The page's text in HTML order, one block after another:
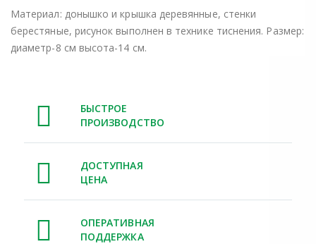
Материал: донышко и крышка деревянные, стенки
берестяные, рисунок выполнен в технике тиснения. Размер:
диаметр-8 cм высота-14 см.
БЫСТРОЕ
ПРОИЗВОДСТВО
ДОСТУПНАЯ
ЦЕНА
ОПЕРАТИВНАЯ
ПОДДЕРЖКА